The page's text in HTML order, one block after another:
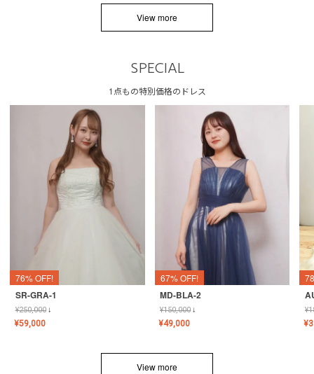
View more
SPECIAL
1点もの特別価格のドレス
76% OFF!
SR-GRA-1
¥250,000↓
¥59,000
67% OFF!
MD-BLA-2
¥150,000↓
¥49,000
¥
¥
View more